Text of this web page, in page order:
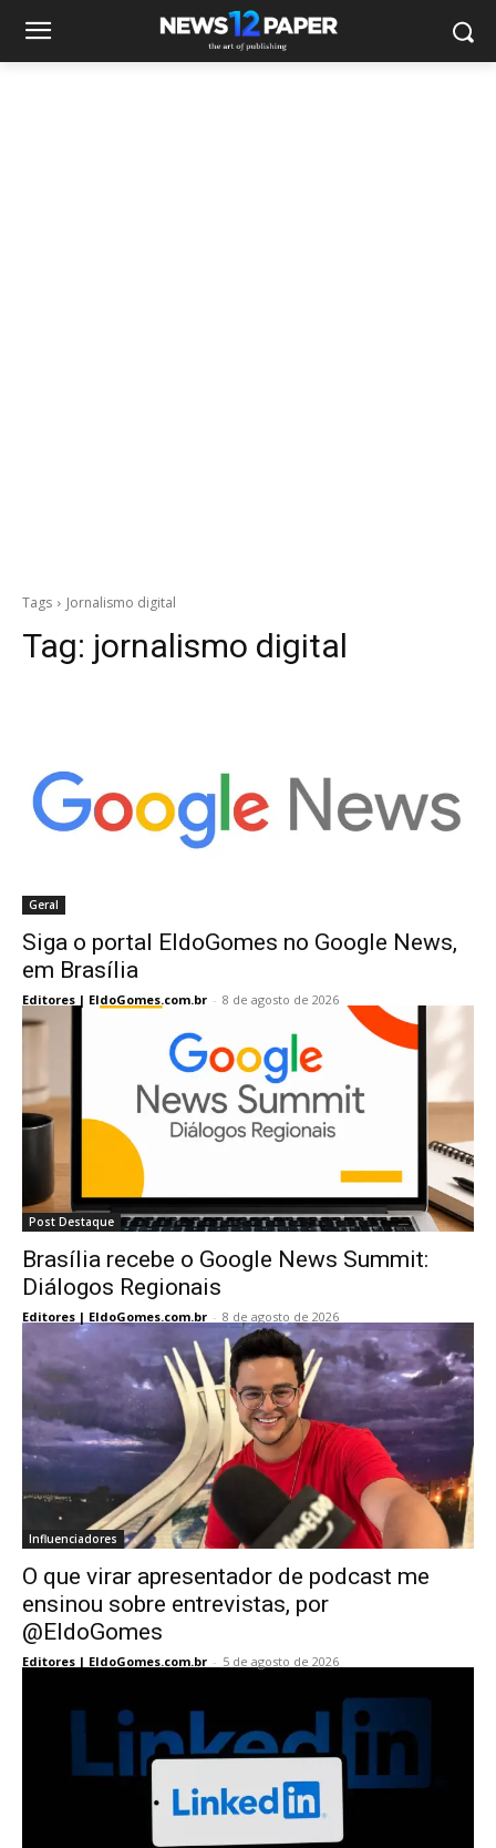
Tags Jornalismo digital
Tag: jornalismo digital
Geral
Siga o portal EldoGomes no Google News,
em Brasília
Editores | EldoGomes.com.br - 8 de agosto de 2026
Post Destaque
Brasília recebe o Google News Summit:
Diálogos Regionais
Editores | EldoGomes.com.br - 8 de agosto de 2026
Influenciadores
O que virar apresentador de podcast me
ensinou sobre entrevistas, por
@EldoGomes
Editores | EldoGomes.com.br - 5 de agosto de 2026